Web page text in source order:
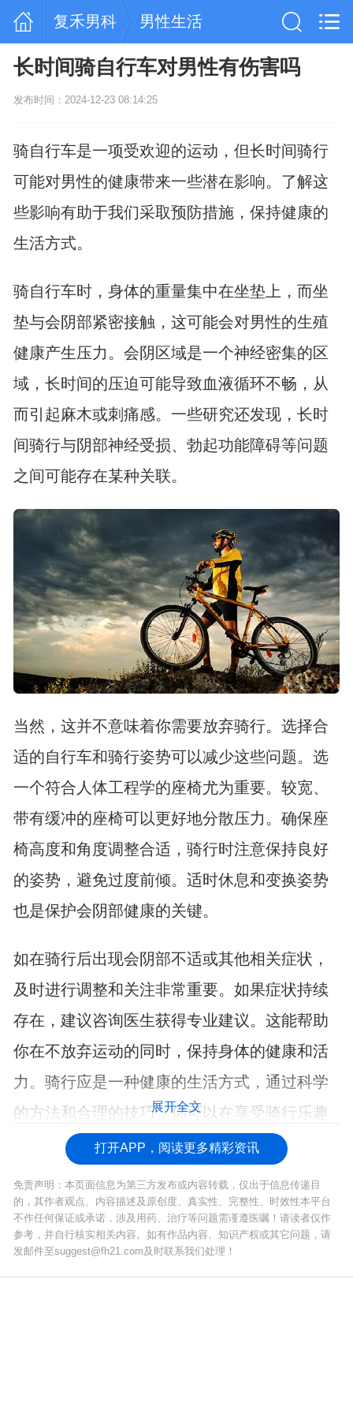
复禾男科 男性生活
长时间骑自行车对男性有伤害吗
发布时间：2024-12-23 08:14:25
骑自行车是一项受欢迎的运动，但长时间骑行
可能对男性的健康带来一些潜在影响。了解这
些影响有助于我们采取预防措施，保持健康的
生活方式。
骑自行车时，身体的重量集中在坐垫上，而坐
垫与会阴部紧密接触，这可能会对男性的生殖
健康产生压力。会阴区域是一个神经密集的区
域，长时间的压迫可能导致血液循环不畅，从
而引起麻木或刺痛感。一些研究还发现，长时
间骑行与阴部神经受损、 勃起功能障碍等问题
之间可能存在某种关联。
当然，这并不意味着你需要放弃骑行。选择合
适的自行车和骑行姿势可以减少这些问题。选
一个符合人体工程学的座椅尤为重要。较宽、
带有缓冲的座椅可以更好地分散压力。确保座
椅高度和角度调整合适，骑行时注意保持良好
的姿势，避免过度前倾。适时休息和变换姿势
也是保护会阴部健康的关键。
如在骑行后出现会阴部不适或其他相关症状，
及时进行调整和关注非常重要。如果症状持续
存在，建议咨询医生获得专业建议。这能帮助
你在不放弃运动的同时，保持身体的健康和活
力。骑行应是一种健康的生活方式，通过科学
的方法和合理的技巧，你可以在享受骑行乐趣
的同时，保护自己的健康。
展开全文
打开APP，阅读更多精彩资讯
免责声明：本页面信息为第三方发布或内容转载，仅出于信息传递目
的，其作者观点、内容描述及原创度、真实性、完整性、时效性本平台
不作任何保证或承诺，涉及用药、治疗等问题需谨遵医嘱！请读者仅作
参考，并自行核实相关内容。如有作品内容、知识产权或其它问题，请
发邮件至suggest@fh21.com及时联系我们处理！